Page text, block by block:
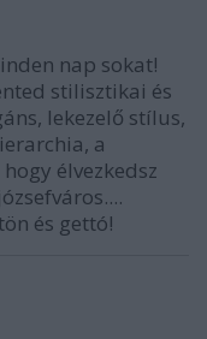
nap sokat!
stilisztikai és
lekezelő stílus,
a
élvezkedsz
és gettó!